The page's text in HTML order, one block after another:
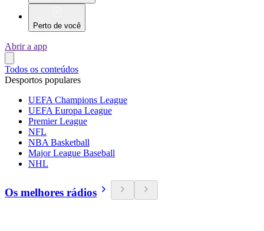
Perto de você
Abrir a app
Todos os conteúdos
Desportos populares
UEFA Champions League
UEFA Europa League
Premier League
NFL
NBA Basketball
Major League Baseball
NHL
Os melhores rádios